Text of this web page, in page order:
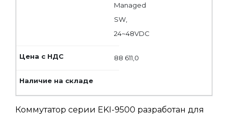
Managed
SW,
24~48VDC
88 611,0
Коммутатор серии EKI-9500 разработан для